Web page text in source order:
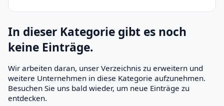
In dieser Kategorie gibt es noch
keine Einträge.
Wir arbeiten daran, unser Verzeichnis zu erweitern und
weitere Unternehmen in diese Kategorie aufzunehmen.
Besuchen Sie uns bald wieder, um neue Einträge zu
entdecken.